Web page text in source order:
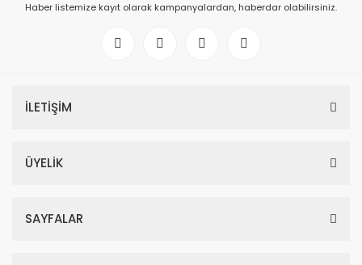
Haber listemize kayıt olarak kampanyalardan, haberdar olabilirsiniz.
İLETİŞİM
ÜYELİK
SAYFALAR